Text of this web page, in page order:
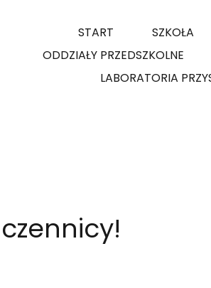
START SZKOŁA
ODDZIAŁY PRZEDSZKOLNE
LABORATORIA